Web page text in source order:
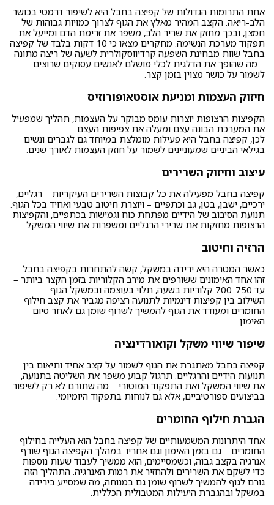
אחת התרומות הגדולות של קפיצה בחבל היא לשיפור דרמטי בכושר
הלב-ריאה. הקצב המהיר מאלץ את הגוף לצרוך כמויות גבוהות של
חמצן, ובכך מחזק את שריר הלב, משפר את זרימת הדם ומייעל את
תפקוד מערכת הנשימה. מחקרים מצאו כי 10 דקות בלבד של קפיצה
בחבל שוות מבחינת השפעה קרדיווסקולרית לשעה של ריצה מתונה
– מה שהופך את הדלגית לכלי מושלם לאנשים עסוקים שרוצים
לשמור על כושר מצוין בזמן קצר.
חיזוק העצמות ומניעת אוסטאופורוזיס
הקפיצות הרצופות יוצרות עומס מבוקר על העצמות, תהליך שמפעיל
את המערכת הבונה עצם ומעלה את צפיפות העצם.
לכן, קפיצה בחבל היא פעילות מומלצת במיוחד גם לגברים ונשים
בגילאי הביניים שמעוניינים לשמור על חוזק העצמות לאורך שנים.
עיצוב וחיזוק השרירים
קפיצה בחבל מפעילה את כל קבוצות השרירים העיקריות – רגליים,
ירכיים, ישבן, בטן, גב וכתפיים – ויוצרת חיטוב טבעי ואחיד בכל הגוף.
תנועת הסיבוב של הידיים מפתחת כוח וגמישות בכתפיים, והקפיצות
הרצופות מחזקות את שרירי הרגליים ומשפרות את שיווי המשקל.
הרזיה וחיטוב
כאשר המטרה היא ירידה במשקל, קשה להתחרות בקפיצה בחבל.
זהו אחד האימונים ששורפים את מירב הקלוריות בזמן הקצר ביותר –
עד 700-750 קלוריות בשעה, תלוי בעוצמה ובמשקל הגוף.
השילוב בין קפיצות דינמיות לתנועה רציפה מגביר את קצב חילוף
החומרים ומעודד את הגוף להמשיך לשרוף שומן גם לאחר סיום
האימון.
שיפור שיווי משקל וקואורדינציה
קפיצה בחבל מאתגרת את הגוף לשמור על קצב אחיד ותיאום בין
תנועות הידיים והרגליים. תרגול קבוע משפר את השליטה בתנועה,
את שיווי המשקל ואת התפקוד המוטורי – מה שתורם לא רק לשיפור
בביצועים ספורטיביים, אלא גם לנוחות בתפקוד היומיומי.
הגברת חילוף החומרים
אחד היתרונות המשמעותיים של קפיצה בחבל הוא העלייה בחילוף
החומרים – גם בזמן האימון וגם אחריו. במהלך הקפיצה הגוף שורף
אנרגיה בקצב גבוה, וכשמסיימים, הוא ממשיך לעבוד שעות נוספות
כדי לשקם את השרירים ולהחזיר את רמות האנרגיה. התהליך הזה
גורם לגוף להמשיך לשרוף שומן גם במנוחה, מה שמסייע בירידה
במשקל ובהגברת היעילות המטבולית הכללית.